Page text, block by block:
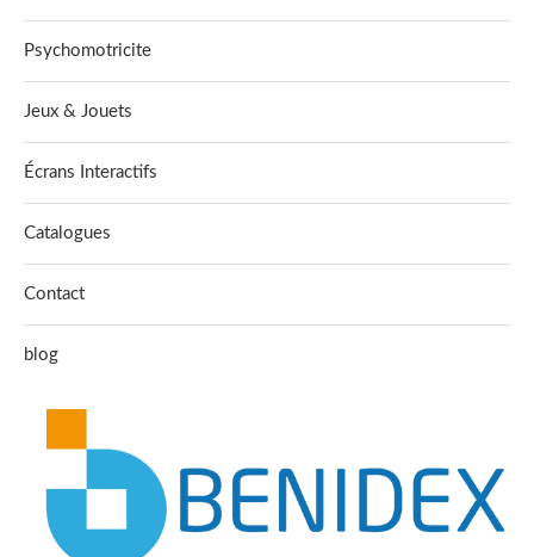
Psychomotricite
Jeux & Jouets
Écrans Interactifs
Catalogues
Contact
blog